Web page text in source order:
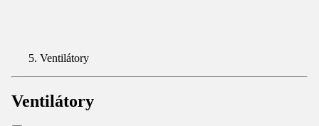
Ventilátory
Ventilátory